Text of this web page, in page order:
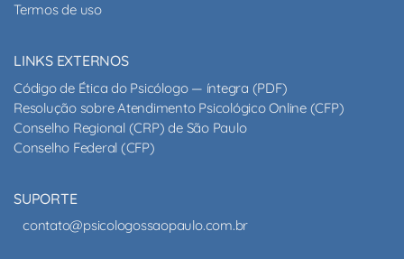
Termos de uso
LINKS EXTERNOS
Código de Ética do Psicólogo — íntegra (PDF)
Resolução sobre Atendimento Psicológico Online (CFP)
Conselho Regional (CRP) de São Paulo
Conselho Federal (CFP)
SUPORTE
contato@psicologossaopaulo.com.br